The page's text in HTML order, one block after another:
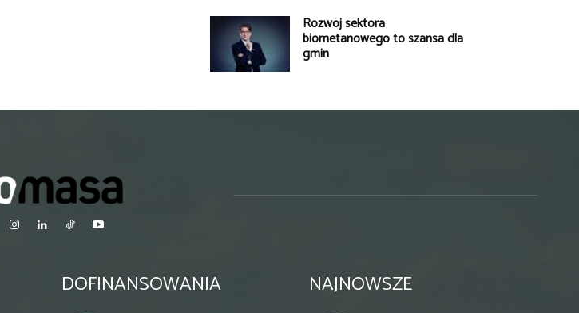
Rozwój sektora
biometanowego to szansa dla
gmin
DOFINANSOWANIA NAJNOWSZE